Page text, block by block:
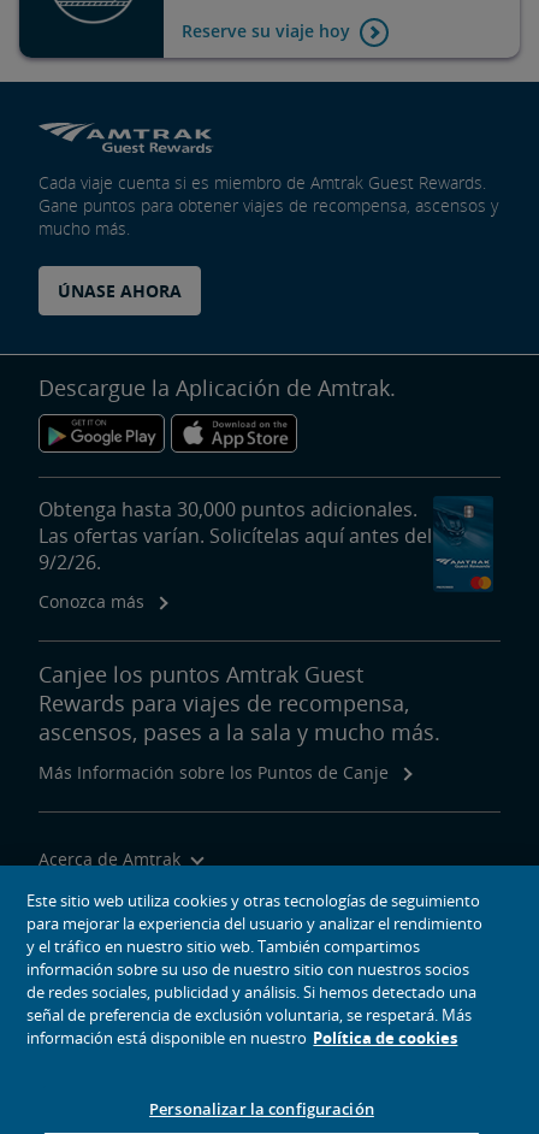
Reserve su viaje hoy
Cada viaje cuenta si es miembro de Amtrak Guest Rewards.
Gane puntos para obtener viajes de recompensa, ascensos y
mucho más.
ÚNASE AHORA
Descargue la Aplicación de Amtrak.
Obtenga hasta 30,000 puntos adicionales.
Las ofertas varían. Solicítelas aquí antes del
9/2/26.
Conozca más
Canjee los puntos Amtrak Guest
Rewards para viajes de recompensa,
ascensos, pases a la sala y mucho más.
Más Información sobre los Puntos de Canje
Acerca de Amtrak
Viajar con Nosotros
Herramientas del Sitio
iconos de medios sociales
Este sitio web utiliza cookies y otras tecnologías de seguimiento
para mejorar la experiencia del usuario y analizar el rendimiento
y el tráfico en nuestro sitio web. También compartimos
información sobre su uso de nuestro sitio con nuestros socios
de redes sociales, publicidad y análisis. Si hemos detectado una
señal de preferencia de exclusión voluntaria, se respetará. Más
información está disponible en nuestro Política de cookies
Personalizar la configuración